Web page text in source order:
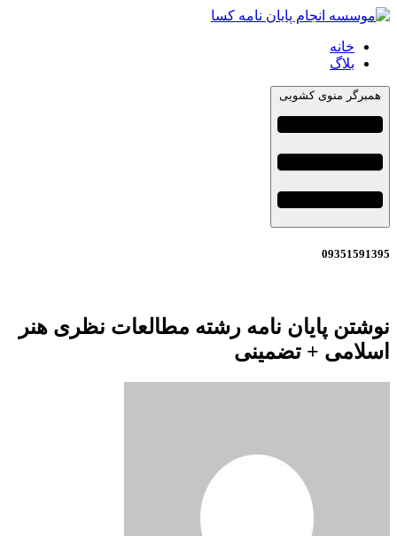
خانه
بلاگ
همبرگر منوی کشویی
09351591395
نوشتن پایان نامه رشته مطالعات نظری هنر
اسلامی + تضمینی